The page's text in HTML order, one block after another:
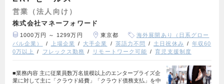
営業（法人向け）
株式会社マネーフォワード
1000万円 ～ 1299万円 東京都
海外展開あり（日系グロー
バル企業）
上場企業 大手企業 英語力不問 土日祝休み
年収60
0万以上
フレックス勤務 リモートワーク可能 育児支援制度
■業務内容 主に従業員数万名規模以上のエンタープライズ企
業に対して主に「クラウド経費」「クラウド債務支払」を中